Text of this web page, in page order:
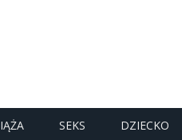
SEKS DZIECKO